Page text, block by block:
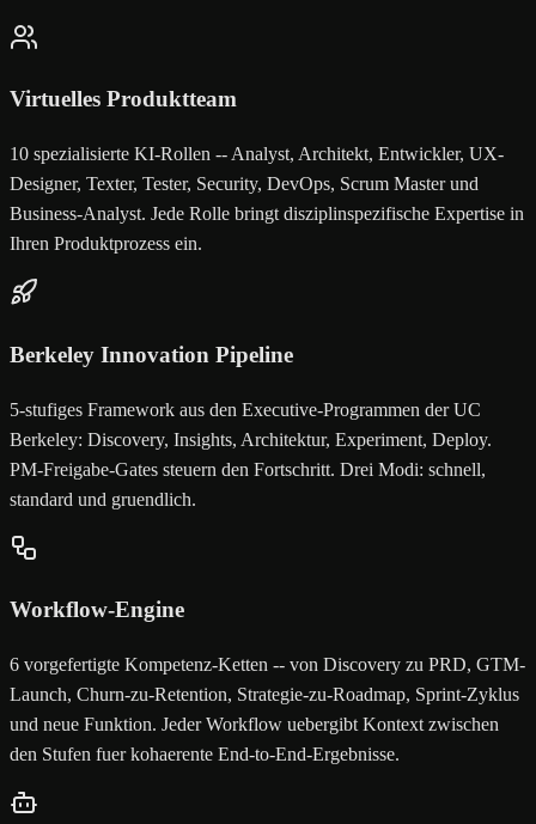
Virtuelles Produktteam
10 spezialisierte KI-Rollen -- Analyst, Architekt, Entwickler, UX-
Designer, Texter, Tester, Security, DevOps, Scrum Master und
Business-Analyst. Jede Rolle bringt disziplinspezifische Expertise in
Ihren Produktprozess ein.
Berkeley Innovation Pipeline
5-stufiges Framework aus den Executive-Programmen der UC
Berkeley: Discovery, Insights, Architektur, Experiment, Deploy.
PM-Freigabe-Gates steuern den Fortschritt. Drei Modi: schnell,
standard und gruendlich.
Workflow-Engine
6 vorgefertigte Kompetenz-Ketten -- von Discovery zu PRD, GTM-
Launch, Churn-zu-Retention, Strategie-zu-Roadmap, Sprint-Zyklus
und neue Funktion. Jeder Workflow uebergibt Kontext zwischen
den Stufen fuer kohaerente End-to-End-Ergebnisse.